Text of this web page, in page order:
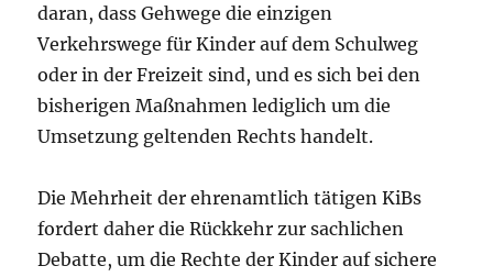
daran, dass Gehwege die einzigen
Verkehrswege für Kinder auf dem Schulweg
oder in der Freizeit sind, und es sich bei den
bisherigen Maßnahmen lediglich um die
Umsetzung geltenden Rechts handelt.
Die Mehrheit der ehrenamtlich tätigen KiBs
fordert daher die Rückkehr zur sachlichen
Debatte, um die Rechte der Kinder auf sichere